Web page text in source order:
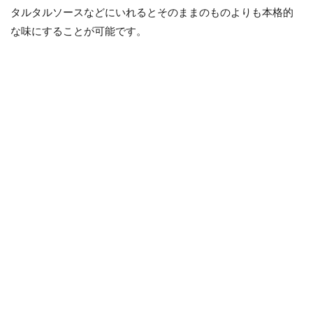
タルタルソースなどにいれるとそのままのものよりも本格的
な味にすることが可能です。